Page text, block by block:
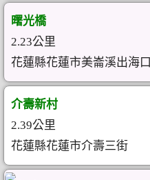
曙光橋
2.23公里
花蓮縣花蓮市美崙溪出海口
介壽新村
2.39公里
花蓮縣花蓮市介壽三街